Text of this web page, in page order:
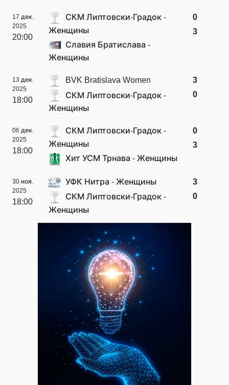
17 дек.
2025
20:00
СКМ Липтовски-Градок -
Женщины
Славия Братислава -
Женщины
0
3
13 дек.
2025
18:00
BVK Bratislava Women
СКМ Липтовски-Градок -
Женщины
3
0
06 дек.
2025
18:00
СКМ Липтовски-Градок -
Женщины
Хит УСМ Трнава - Женщины
0
3
30 ноя.
2025
18:00
УФК Нитра - Женщины
СКМ Липтовски-Градок -
Женщины
3
0